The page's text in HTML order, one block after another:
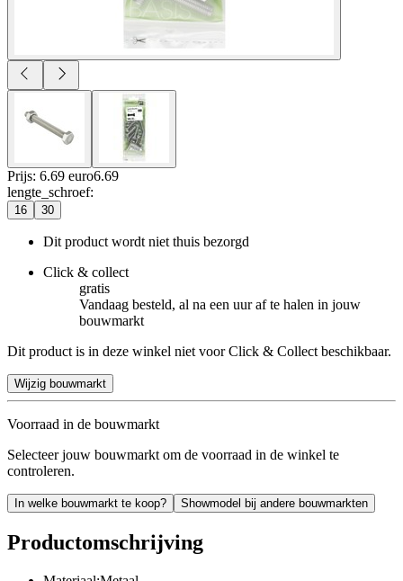
Prijs: 6.69 euro6.69
lengte_schroef:
16 30
Dit product wordt niet thuis bezorgd
Click & collect
gratis
Vandaag besteld, al na een uur af te halen in jouw
bouwmarkt
Dit product is in deze winkel niet voor Click & Collect beschikbaar.
Wijzig bouwmarkt
Voorraad in de bouwmarkt
Selecteer jouw bouwmarkt om de voorraad in de winkel te
controleren.
In welke bouwmarkt te koop? Showmodel bij andere bouwmarkten
Productomschrijving